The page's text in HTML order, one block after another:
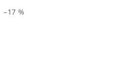
–17 %